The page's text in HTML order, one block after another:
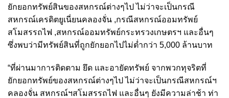
ยักยอกทรัพย์สินของสหกรณ์ต่างๆไป ไม่ว่าจะเป็นกรณี
สหกรณ์เครดิตยูเนี่ยนคลองจั่น ,กรณีสหกรณ์ออมทรัพย์
สโมสรรถไฟ ,สหกรณ์ออมทรัพย์กระทรวงเกษตรฯ และอื่นๆ
ซึ่งพบว่ามีทรัพย์สินที่ถูกยักยอกไปไม่ต่ำกว่า 5,000 ล้านบาท
“ที่ผ่านมาการติดตาม ยึด และอายัดทรัพย์ จากพวกทุจริตที่
ยักยอกทรัพย์ของสหกรณ์ต่างๆไป ไม่ว่าจะเป็นกรณีสหกรณ์ฯ
คลองจั่น สหกรณ์ฯสโมสรรถไฟ และอื่นๆ ยังมีความล่าช้า ท่า